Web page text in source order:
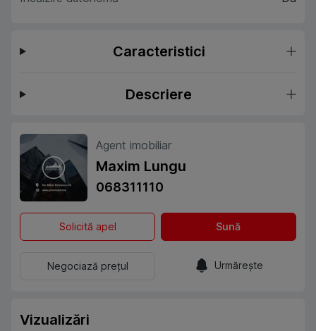
Caracteristici
Descriere
Agent imobiliar
Maxim Lungu
068311110
Solicită apel Sună
Negociază prețul Urmărește
Vizualizări